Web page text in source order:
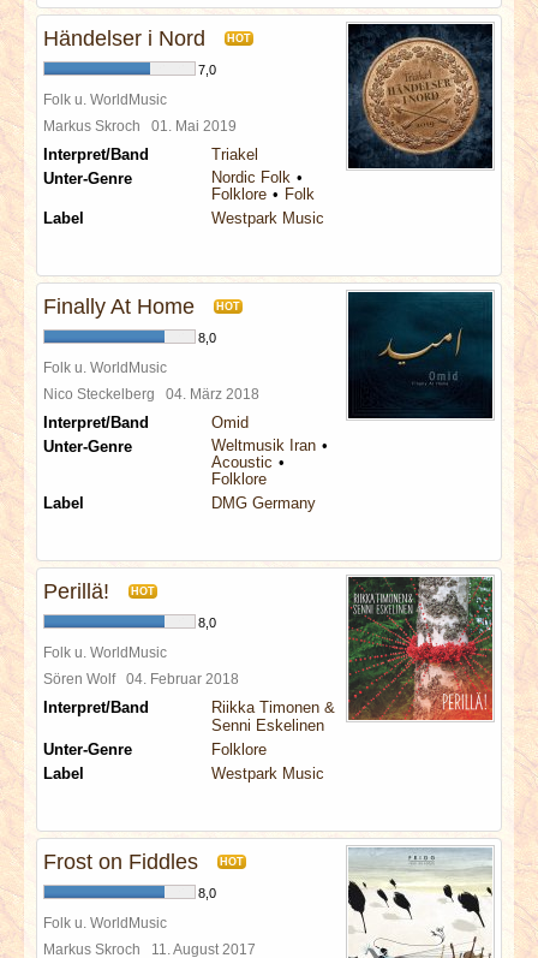
Händelser i Nord HOT
7,0
Folk u. WorldMusic
Markus Skroch 01. Mai 2019
Interpret/Band
Triakel
Unter-Genre
Nordic Folk
Folklore
Folk
Label
Westpark Music
Finally At Home HOT
8,0
Folk u. WorldMusic
Nico Steckelberg 04. März 2018
Interpret/Band
Omid
Unter-Genre
Weltmusik Iran
Acoustic
Folklore
Label
DMG Germany
Perillä! HOT
8,0
Folk u. WorldMusic
Sören Wolf 04. Februar 2018
Interpret/Band
Riikka Timonen &
Senni Eskelinen
Unter-Genre
Folklore
Label
Westpark Music
Frost on Fiddles HOT
8,0
Folk u. WorldMusic
Markus Skroch 11. August 2017